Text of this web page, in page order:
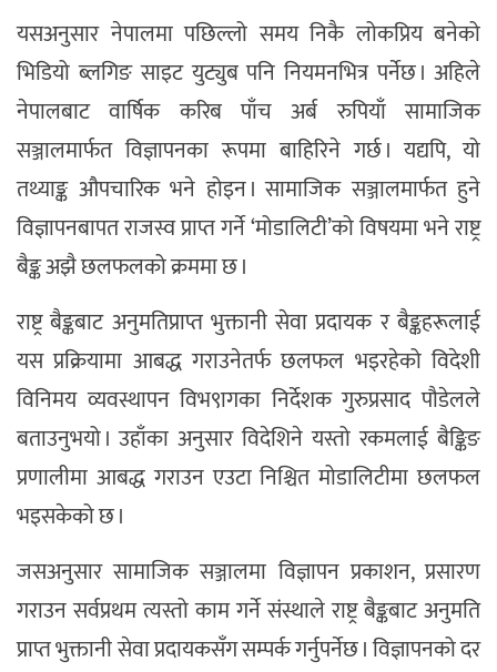
यसअनुसार नेपालमा पछिल्लो समय निकै लोकप्रिय बनेको
भिडियो ब्लगिङ साइट युट्युब पनि नियमनभित्र पर्नेछ । अहिले
नेपालबाट वार्षिक करिब पाँच अर्ब रुपियाँ सामाजिक
सञ्जालमार्फत विज्ञापनका रूपमा बाहिरिने गर्छ । यद्यपि, यो
तथ्याङ्क औपचारिक भने होइन । सामाजिक सञ्जालमार्फत हुने
विज्ञापनबापत राजस्व प्राप्त गर्ने ‘मोडालिटी’को विषयमा भने राष्ट्र
बैङ्क अझै छलफलको क्रममा छ ।
राष्ट्र बैङ्कबाट अनुमतिप्राप्त भुक्तानी सेवा प्रदायक र बैङ्कहरूलाई
यस प्रक्रियामा आबद्ध गराउनेतर्फ छलफल भइरहेको विदेशी
विनिमय व्यवस्थापन विभ९ागका निर्देशक गुरुप्रसाद पौडेलले
बताउनुभयो । उहाँका अनुसार विदेशिने यस्तो रकमलाई बैङ्किङ
प्रणालीमा आबद्ध गराउन एउटा निश्चित मोडालिटीमा छलफल
भइसकेको छ ।
जसअनुसार सामाजिक सञ्जालमा विज्ञापन प्रकाशन, प्रसारण
गराउन सर्वप्रथम त्यस्तो काम गर्ने संस्थाले राष्ट्र बैङ्कबाट अनुमति
प्राप्त भुक्तानी सेवा प्रदायकसँग सम्पर्क गर्नुपर्नेछ । विज्ञापनको दर